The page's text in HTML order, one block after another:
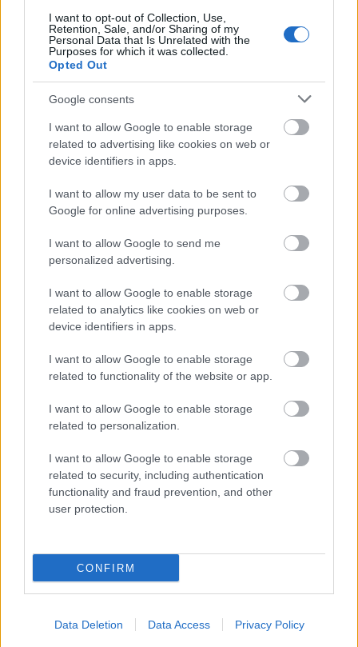
I want to opt-out of Collection, Use,
Retention, Sale, and/or Sharing of my
Personal Data that Is Unrelated with the
Purposes for which it was collected.
Opted Out
Google consents
I want to allow Google to enable storage
related to advertising like cookies on web or
device identifiers in apps.
I want to allow my user data to be sent to
Google for online advertising purposes.
I want to allow Google to send me
personalized advertising.
I want to allow Google to enable storage
related to analytics like cookies on web or
device identifiers in apps.
I want to allow Google to enable storage
related to functionality of the website or app.
I want to allow Google to enable storage
related to personalization.
I want to allow Google to enable storage
related to security, including authentication
functionality and fraud prevention, and other
user protection.
CONFIRM
Data Deletion Data Access Privacy Policy
A budapesti szellemplázák persze nem olyanok,
mint a klasszikus kínaiak, amelyeknek fotói évente
kétszer körbejárják a Földet, és minden ...
5 mókás táblabaki Budapestről
Zubreczki Dávid •2013. november 24.
megszűnt és egy sosem volt település neve, na meg
egy tökéletesen eltévedt utcatábla....
ingatlanpiacról. A hatméteres
belmagasság, a csigalépcső vagy a
2013. szeptember 24.